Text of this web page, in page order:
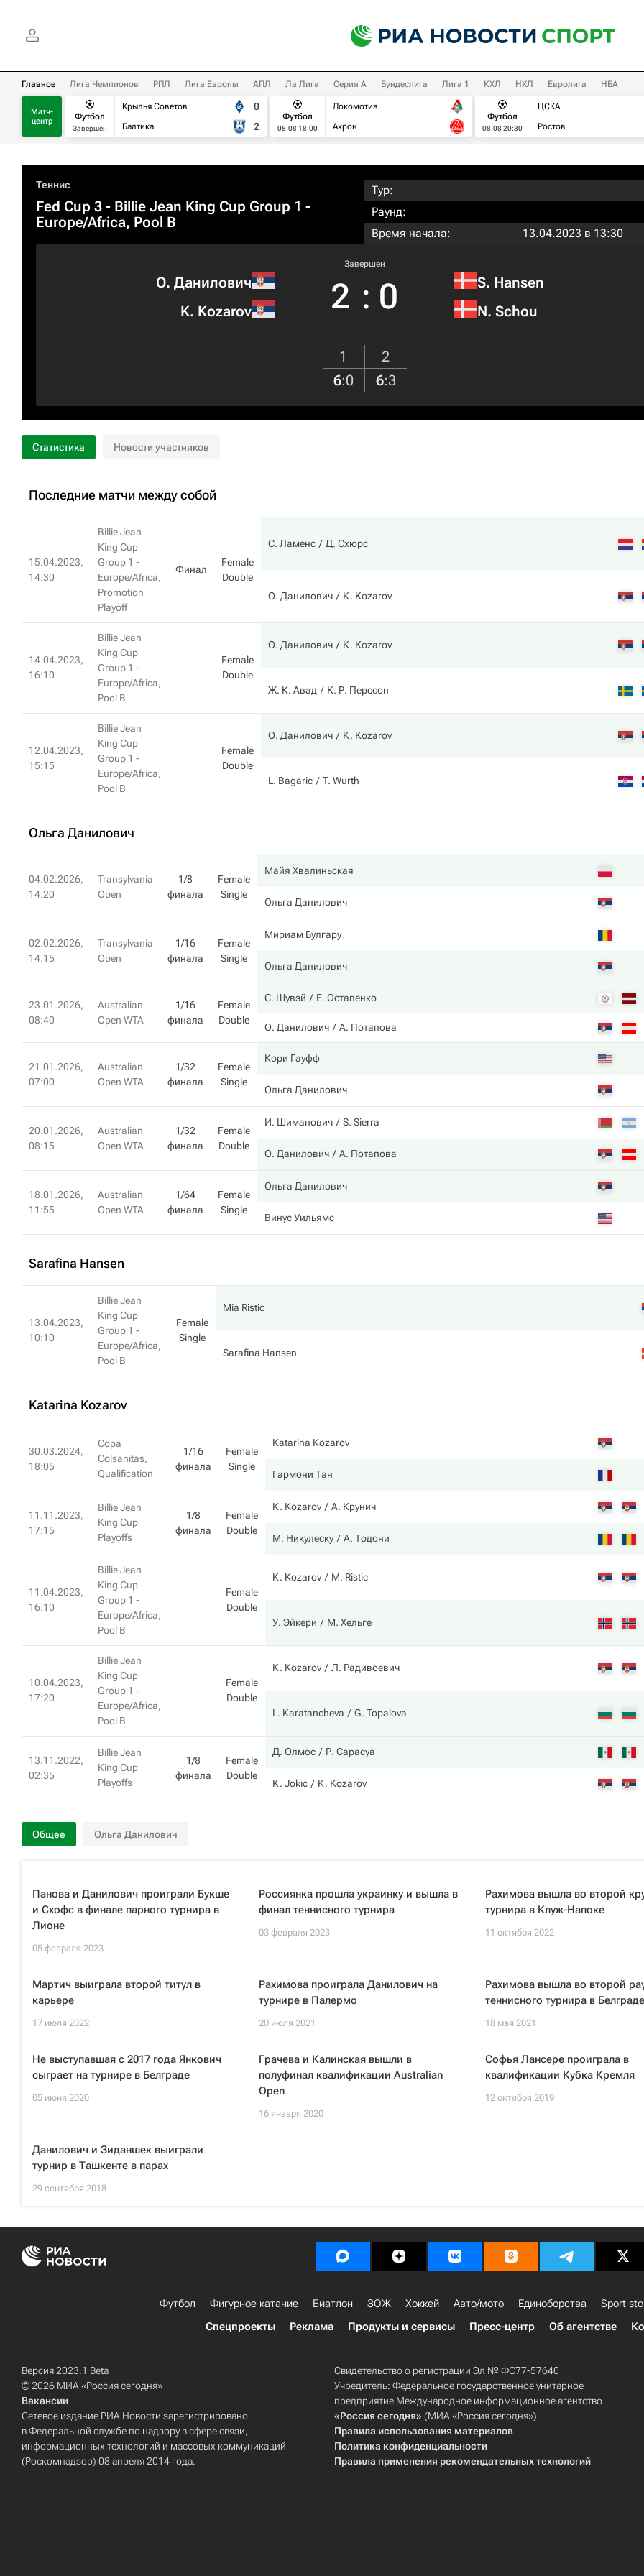
Главное Лига Чемпионов РПЛ Лига Европы АПЛ Ла Лига Серия А Бундеслига Лига 1 КХЛ НХЛ Евролига НБА
Матч-
центр
Футбол
Завершен
Крылья Советов
Балтика
0
2
Футбол
08.08 18:00
Локомотив
Акрон
Футбол
08.08 20:30
ЦСКА
Ростов
Теннис
Fed Cup 3 - Billie Jean King Cup Group 1 -
Europe/Africa, Pool B
Тур:
Раунд:
Время начала:
13.04.2023 в 13:30
О. Данилович
K. Kozarov
Завершен
2 : 0
S. Hansen
N. Schou
1
2
6:0 6:3
Статистика Новости участников
Последние матчи между собой
15.04.2023,
14:30
Billie Jean
King Cup
Group 1 -
Europe/Africa,
Promotion
Playoff
Финал
Female
Double
С. Ламенс Д. Схюрс
О. Данилович K. Kozarov
14.04.2023,
16:10
Billie Jean
King Cup
Group 1 -
Europe/Africa,
Pool B
Female
Double
О. Данилович K. Kozarov
Ж. К. Авад К. Р. Перссон
12.04.2023,
15:15
Billie Jean
King Cup
Group 1 -
Europe/Africa,
Pool B
Female
Double
О. Данилович K. Kozarov
L. Bagaric T. Wurth
Ольга Данилович
04.02.2026,
14:20
Transylvania
Open
1/8
финала
Female
Single
Майя Хвалиньская
Ольга Данилович
02.02.2026,
14:15
Transylvania
Open
1/16
финала
Female
Single
Мириам Булгару
Ольга Данилович
23.01.2026,
08:40
Australian
Open WTA
1/16
финала
Female
Double
С. Шувэй Е. Остапенко
О. Данилович А. Потапова
21.01.2026,
07:00
Australian
Open WTA
1/32
финала
Female
Single
Кори Гауфф
Ольга Данилович
20.01.2026,
08:15
Australian
Open WTA
1/32
финала
Female
Double
И. Шиманович S. Sierra
О. Данилович А. Потапова
18.01.2026,
11:55
Australian
Open WTA
1/64
финала
Female
Single
Ольга Данилович
Винус Уильямс
Sarafina Hansen
13.04.2023,
10:10
Billie Jean
King Cup
Group 1 -
Europe/Africa,
Pool B
Female
Single
Mia Ristic
Sarafina Hansen
Katarina Kozarov
30.03.2024,
18:05
Copa
Colsanitas,
Qualification
1/16
финала
Female
Single
Katarina Kozarov
Гармони Тан
11.11.2023,
17:15
Billie Jean
King Cup
Playoffs
1/8
финала
Female
Double
K. Kozarov А. Крунич
М. Никулеску А. Тодони
11.04.2023,
16:10
Billie Jean
King Cup
Group 1 -
Europe/Africa,
Pool B
Female
Double
K. Kozarov M. Ristic
У. Эйкери М. Хельге
10.04.2023,
17:20
Billie Jean
King Cup
Group 1 -
Europe/Africa,
Pool B
Female
Double
K. Kozarov Л. Радивоевич
L. Karatancheva G. Topalova
13.11.2022,
02:35
Billie Jean
King Cup
Playoffs
1/8
финала
Female
Double
Д. Олмос Р. Сарасуа
K. Jokic K. Kozarov
Общее Ольга Данилович
Панова и Данилович проиграли Букше
и Схофс в финале парного турнира в
Лионе
05 февраля 2023
Россиянка прошла украинку и вышла в
финал теннисного турнира
03 февраля 2023
Рахимова вышла во второй
турнира в Клуж-Напоке
11 октября 2022
Мартич выиграла второй титул в
карьере
17 июля 2022
Рахимова проиграла Данилович на
турнире в Палермо
20 июля 2021
Рахимова вышла во второй
теннисного турнира в Белграде
18 мая 2021
Не выступавшая с 2017 года Янкович
сыграет на турнире в Белграде
05 июня 2020
Грачева и Калинская вышли в
полуфинал квалификации Australian
Open
16 января 2020
Софья Лансере проиграла в
квалификации Кубка Кремля
12 октября 2019
Данилович и Зиданшек выиграли
турнир в Ташкенте в парах
29 сентября 2018
Футбол Фигурное катание Биатлон ЗОЖ Хоккей Авто/мото Единоборства Sport
Спецпроекты
Реклама Продукты и сервисы Пресс-центр Об агентстве
Версия 2023.1 Beta
© 2026 МИА «Россия сегодня»
Вакансии
Сетевое издание РИА Новости зарегистрировано
в Федеральной службе по надзору в сфере связи,
информационных технологий и массовых коммуникаций
(Роскомнадзор) 08 апреля 2014 года.
Свидетельство о регистрации Эл № ФС77-57640
Учредитель: Федеральное государственное унитарное
предприятие Международное информационное агентство
«Россия сегодня» (МИА «Россия сегодня»).
Правила использования материалов
Политика конфиденциальности
Правила применения рекомендательных технологий